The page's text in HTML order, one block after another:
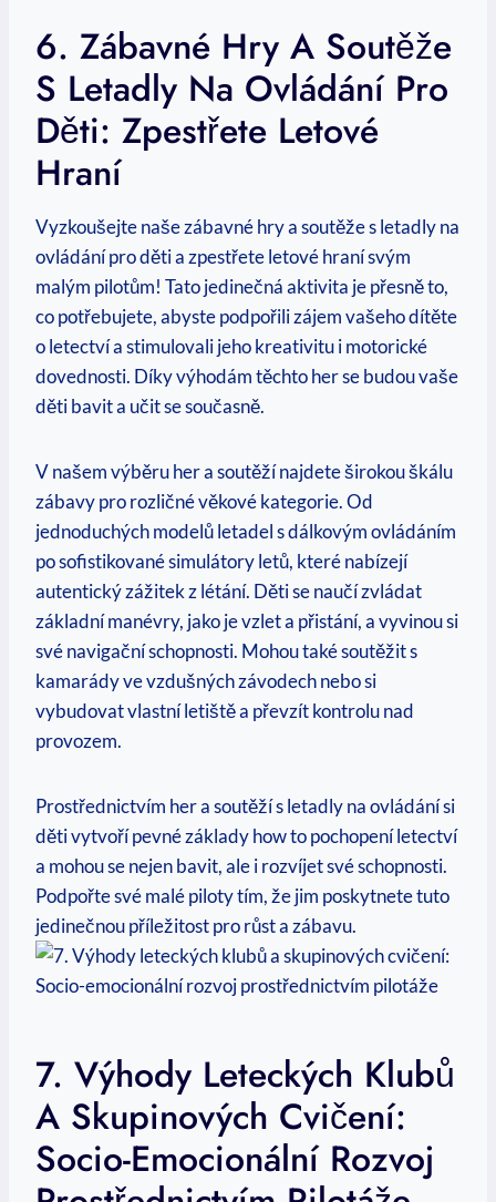
6. Zábavné Hry A Soutěže
S Letadly Na Ovládání Pro
Děti: Zpestřete Letové
Hraní
Vyzkoušejte naše zábavné hry a soutěže s letadly na
ovládání pro děti a zpestřete letové hraní svým
malým pilotům! Tato jedinečná aktivita je přesně to,
co potřebujete, abyste podpořili zájem vašeho dítěte
o letectví a stimulovali jeho kreativitu i motorické
dovednosti. Díky výhodám těchto her se budou vaše
děti bavit a učit se současně.
V našem výběru her a soutěží najdete širokou škálu
zábavy pro rozličné věkové kategorie. Od
jednoduchých modelů letadel s dálkovým ovládáním
po sofistikované simulátory letů, které nabízejí
autentický zážitek z létání. Děti se naučí zvládat
základní manévry, jako je vzlet a přistání, a vyvinou si
své navigační schopnosti. Mohou také soutěžit s
kamarády ve vzdušných závodech nebo si
vybudovat vlastní letiště a převzít kontrolu nad
provozem.
Prostřednictvím her a soutěží s letadly na ovládání si
děti vytvoří pevné základy how to pochopení letectví
a mohou se nejen bavit, ale i rozvíjet své schopnosti.
Podpořte své malé piloty tím, že jim poskytnete tuto
jedinečnou příležitost pro růst a zábavu.
7. Výhody Leteckých Klubů
A Skupinových Cvičení:
Socio-Emocionální Rozvoj